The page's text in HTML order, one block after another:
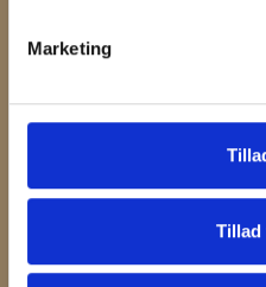
Marketing
Tillad
Derefter er bookingen
bookingen til en anden
maj og der opkræves
I sommerferien uge 26 til
Uge 7 og uge 42 lejes ud
Katten skal være
katteinfluenza (attest
Voksne hankatte skal